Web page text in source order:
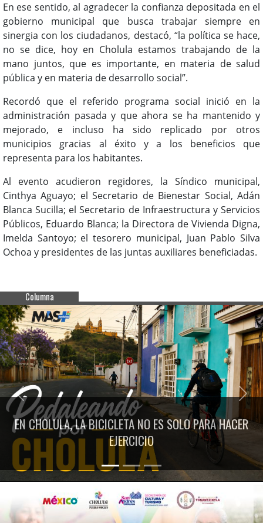
En ese sentido, al agradecer la confianza depositada en el
gobierno municipal que busca trabajar siempre en
sinergia con los ciudadanos, destacó, “la política se hace,
no se dice, hoy en Cholula estamos trabajando de la
mano juntos, que es importante, en materia de salud
pública y en materia de desarrollo social”.
Recordó que el referido programa social inició en la
administración pasada y que ahora se ha mantenido y
mejorado, e incluso ha sido replicado por otros
municipios gracias al éxito y a los beneficios que
representa para los habitantes.
Al evento acudieron regidores, la Síndico municipal,
Cinthya Aguayo; el Secretario de Bienestar Social, Adán
Blanca Sucilla; el Secretario de Infraestructura y Servicios
Públicos, Eduardo Blanca; la Directora de Vivienda Digna,
Imelda Santoyo; el tesorero municipal, Juan Pablo Silva
Ochoa y presidentes de las juntas auxiliares beneficiadas.
Columna
EN CHOLULA, LA BICICLETA NO ES SOLO PARA HACER
EJERCICIO
Previous Next